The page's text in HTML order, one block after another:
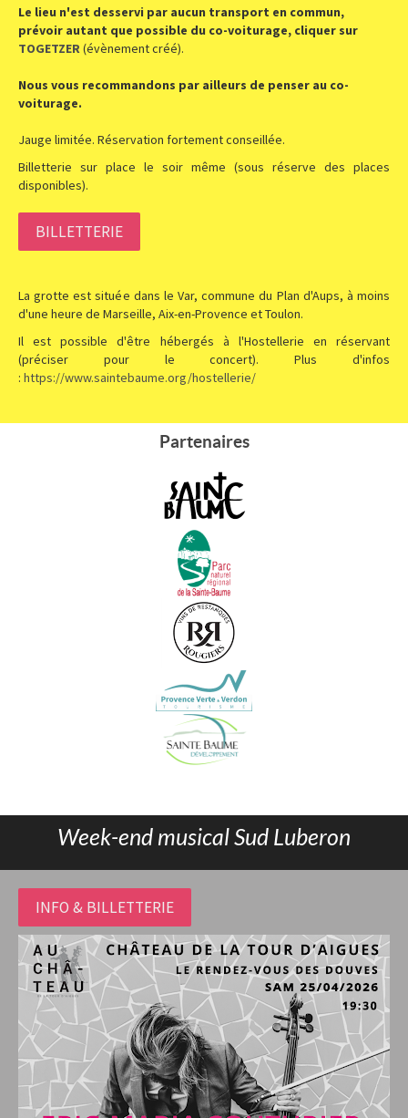
Le lieu n'est desservi par aucun transport en commun,
prévoir autant que possible du co-voiturage, cliquer sur
TOGETZER (évènement créé).
Nous vous recommandons par ailleurs de penser au co-
voiturage.
Jauge limitée. Réservation fortement conseillée.
Billetterie sur place le soir même (sous réserve des places
disponibles).
BILLETTERIE
La grotte est située dans le Var, commune du Plan d'Aups, à moins
d'une heure de Marseille, Aix-en-Provence et Toulon.
Il est possible d'être hébergés à l'Hostellerie en réservant
(préciser pour le concert). Plus d'infos
: https://www.saintebaume.org/hostellerie/
Partenaires
Week-end musical Sud Luberon
INFO & BILLETTERIE